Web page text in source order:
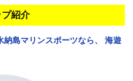
紹介
納島マリンスポーツなら、
海遊